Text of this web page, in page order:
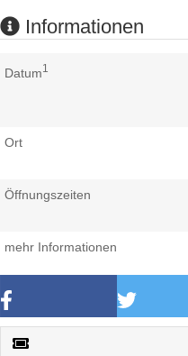
Informationen
Datum1
Ort
Öffnungszeiten
mehr Informationen